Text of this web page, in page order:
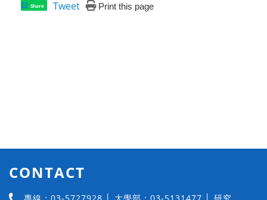
Share Tweet Print this page
CONTACT